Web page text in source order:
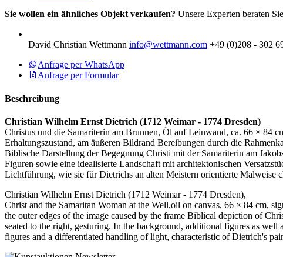
Sie wollen ein ähnliches Objekt verkaufen? Unsere Experten beraten
David Christian Wettmann info@wettmann.com +49 (0)208 - 302
Anfrage per WhatsApp
Anfrage per Formular
Beschreibung
Christian Wilhelm Ernst Dietrich (1712 Weimar - 1774 Dresden)
Christus und die Samariterin am Brunnen, Öl auf Leinwand, ca. 66 × 84
Erhaltungszustand, am äußeren Bildrand Bereibungen durch die
Biblische Darstellung der Begegnung Christi mit der Samariterin am
Figuren sowie eine idealisierte Landschaft mit architektonischen
Lichtführung, wie sie für Dietrichs an alten Meistern orientierte Malweise
Christian Wilhelm Ernst Dietrich (1712 Weimar - 1774 Dresden),
Christ and the Samaritan Woman at the Well,oil on canvas, 66 × 84 cm,
the outer edges of the image caused by the frame Biblical depiction of
seated to the right, gesturing. In the background, additional figures as
figures and a differentiated handling of light, characteristic of Dietrich's